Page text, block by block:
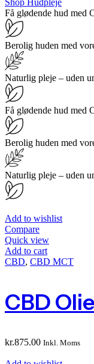
Shop Hudpleje
Få glødende hud med
Berolig huden med
Naturlig pleje – uden
Få glødende hud med
Berolig huden med
Naturlig pleje – uden
Add to wishlist
Compare
Quick view
Add to cart
CBD, CBD MCT
CBD
kr.875.00 Inkl. Moms